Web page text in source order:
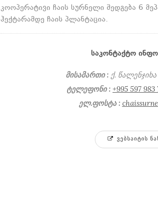
კოოპერატივი ჩაის სურნელი შედგება 6
ჰექტარამდე ჩაის პლანტაცია.
ᲡᲐᲙᲝᲜᲢᲐᲥᲢᲝ
მისამართი : ქ.
ტელეფონი : +995 597 983
ელ.ფოსტა :
ᲕᲔᲑᲡᲐᲘᲢᲘᲡ